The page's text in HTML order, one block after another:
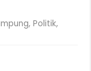
Penanganan
KM Mutiara
,Politik,